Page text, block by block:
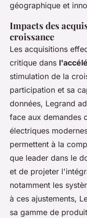
géographique et
Impacts des
croissance
Les acquisitions
critique dans
stimulation de la
participation et sa
données, Legrand
face aux demandes
électriques
permettent à la
que leader dans le
et de projeter
notamment les
à ces ajustements,
sa gamme de